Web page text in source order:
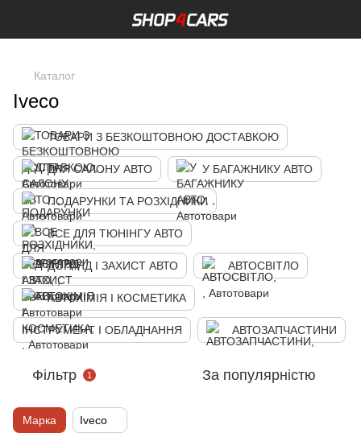
Каталог
Iveco
ТОВАРИ З БЕЗКОШТОВНОЮ ДОСТАВКОЮ
ДЛЯ САЛОНУ АВТО У БАГАЖНИКУ АВТО
ПОДАРУНКИ ТА РОЗХІДНИКИ
ВСЕ ДЛЯ ТЮНІНГУ АВТО
ДОГЛЯД І ЗАХИСТ АВТО АВТОСВІТЛО
АВТОХІМІЯ І КОСМЕТИКА
ІНСТРУМЕНТ І ОБЛАДНАННЯ АВТОЗАПЧАСТИНИ
Фільтр 1 За популярністю
Марка Iveco